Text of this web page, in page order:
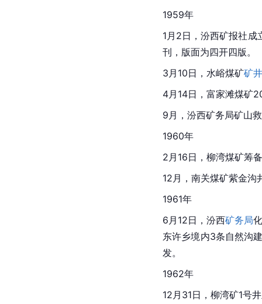
1959年
1月2日，汾西矿报社成
刊，版面为四开四版。
3月10日，水峪煤矿矿井
4月14日，富家滩煤矿
9月，汾西矿务局矿山
1960年
2月16日，柳湾煤矿筹
12月，南关煤矿紫金
1961年
6月12日，汾西矿务局
东许乡境内3条自然沟
发。
1962年
12月31日，柳湾矿1号